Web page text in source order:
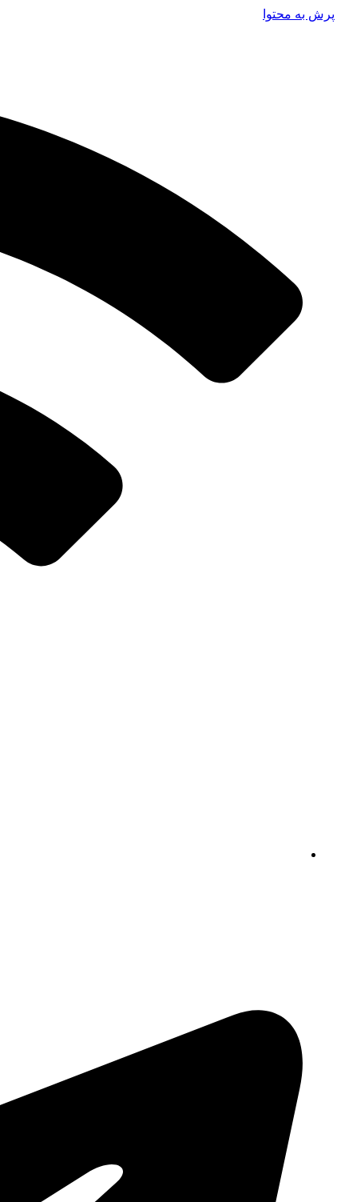
پرش به محتوا